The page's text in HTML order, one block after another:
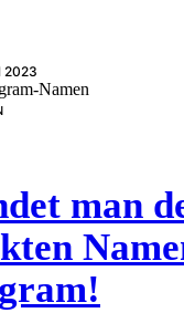
2023
man